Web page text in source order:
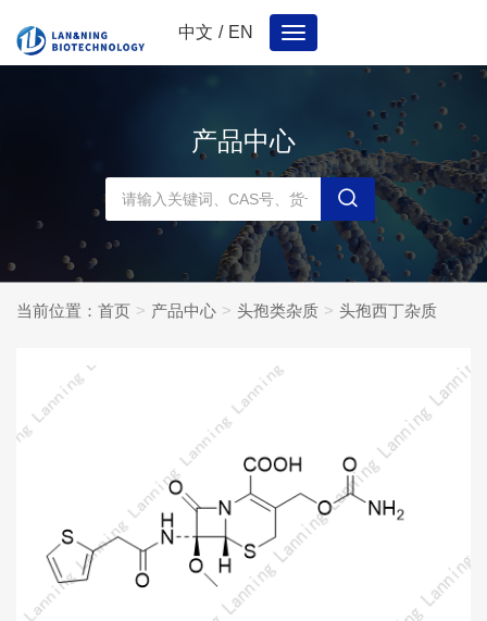
中文 / EN
Toggle
navigation
产品中心
当前位置： 首页 产品中心 头孢类杂质 头孢西丁杂质